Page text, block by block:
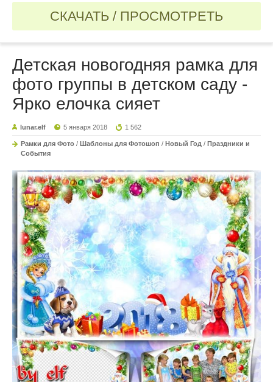
СКАЧАТЬ / ПРОСМОТРЕТЬ
Детская новогодняя рамка для
фото группы в детском саду -
Ярко елочка сияет
lunar.elf 5 января 2018 1 562
Рамки для Фото / Шаблоны для Фотошоп / Новый Год / Праздники и
События